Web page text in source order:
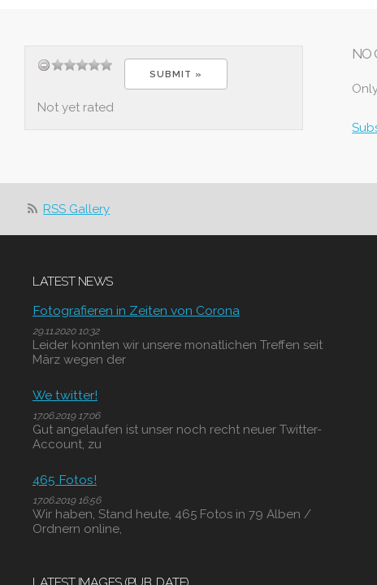
Not yet rated
NO
RSS Gallery
LATEST NEWS
Fotografieren in Zeiten von Corona
29.11.2020 10:32
Leider konnten wir unsere monatlichen Treffen seit
März wegen der
We twitter!
17.06.2019 17:06
Gut angelaufen ist unser noch recht neuer Twitter-
Account, zu
465 Fotos!
17.06.2019 16:56
Wir haben, Stand heute, 465 Fotos in 79 Alben /
Ordnern online,